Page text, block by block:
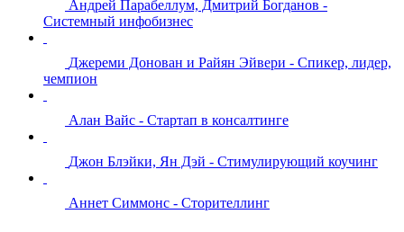
Андрей Парабеллум, Дмитрий Богданов -
Системный инфобизнес
Джереми Донован и Райян Эйвери - Спикер, лидер,
чемпион
Алан Вайс - Стартап в консалтинге
Джон Блэйки, Ян Дэй - Стимулирующий коучинг
Аннет Симмонс - Сторителлинг